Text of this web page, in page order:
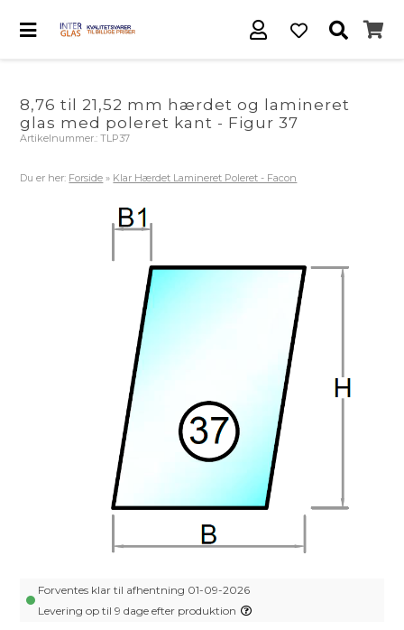
8,76 til 21,52 mm hærdet og lamineret
glas med poleret kant - Figur 37
Artikelnummer.:TLP37
Du er her: Forside » Klar Hærdet Lamineret Poleret - Facon
Forventes klar til afhentning 01-09-2026
Levering op til 9 dage efter produktion